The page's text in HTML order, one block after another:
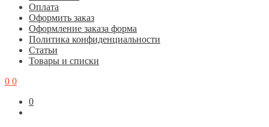
Оплата
Оформить заказ
Оформление заказа форма
Политика конфиденциальности
Статьи
Товары и списки
0 0
0